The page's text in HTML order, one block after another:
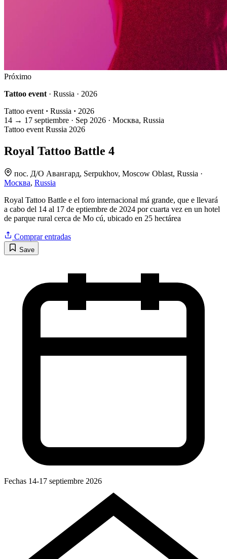
Próximo
Tattoo event · Russia · 2026
Tattoo event · Russia · 2026
14 → 17 septiembre · Sep 2026 · Москва, Russia
Tattoo event Russia 2026
Royal Tattoo Battle 4
пос. Д/О Авангард, Serpukhov, Moscow Oblast, Russia ·
Москва, Russia
Royal Tattoo Battle e el foro internacional má grande, que e llevará
a cabo del 14 al 17 de eptiembre de 2024 por cuarta vez en un hotel
de parque rural cerca de Mo cú, ubicado en 25 hectárea
Comprar entradas
Save
Fechas 14-17 septiembre 2026